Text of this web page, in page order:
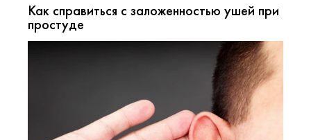
Как справиться с заложенностью ушей при
простуде